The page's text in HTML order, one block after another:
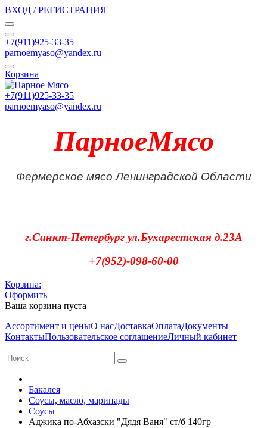
ВХОД / РЕГИСТРАЦИЯ
+7(911)925-33-35
parnoemyaso@yandex.ru
Корзина
+7(911)925-33-35
parnoemyaso@yandex.ru
ПарноеМясо
Фермерское мясо Ленинградской Области
г.Санкт-Петербург ул.Бухарестская д.23А
+7(952)-098-60-00
Корзина:
Оформить
Ваша корзина пуста
Ассортимент и ценыО насДоставкаОплатаДокументы
КонтактыПользовательское соглашениеЛичный кабинет
Бакалея
Соусы, масло, маринады
Соусы
Аджика по-Абхазски "Дядя Ваня" ст/б 140гр